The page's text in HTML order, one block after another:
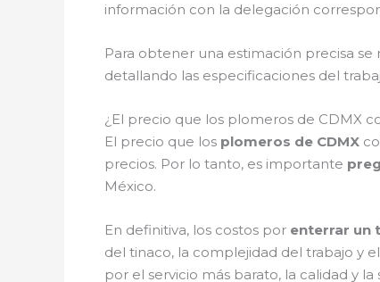
información con la delegación
Para obtener una estimación precisa
detallando las especificaciones del
¿El precio que los plomeros de CDMX
El precio que los plomeros de CDMX
precios. Por lo tanto, es importante
México.
En definitiva, los costos por enterrar un
del tinaco, la complejidad del trabajo y
por el servicio más barato, la calidad y